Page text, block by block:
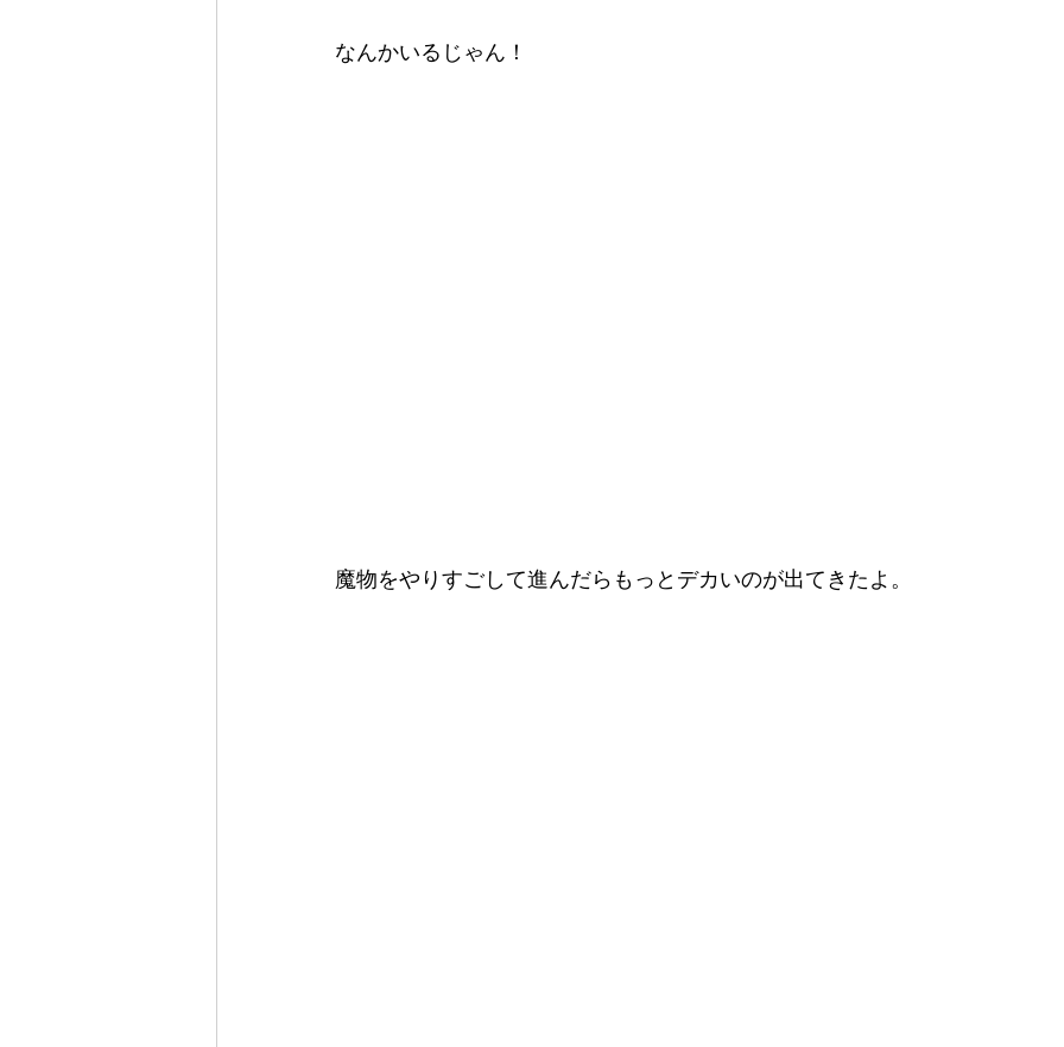
なんかいるじゃん！
魔物をやりすごして進んだらもっとデカいのが出てきたよ。